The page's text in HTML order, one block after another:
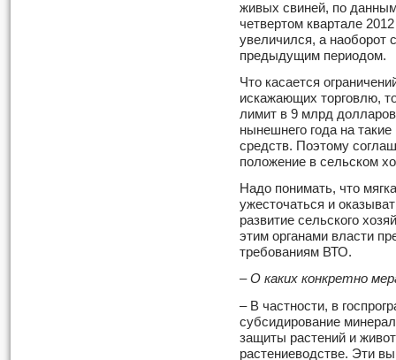
живых свиней, по
четвертом квартале
увеличился, а наоборот
предыдущим периодом.
Что касается
искажающих торговлю,
лимит в 9 млрд
нынешнего года на
средств. Поэтому
положение в сельском
Надо понимать, что
ужесточаться и
развитие сельского
этим органами власти
требованиям ВТО.
– О каких конкретно
– В частности, в
субсидирование
защиты растений и
растениеводстве. Эти